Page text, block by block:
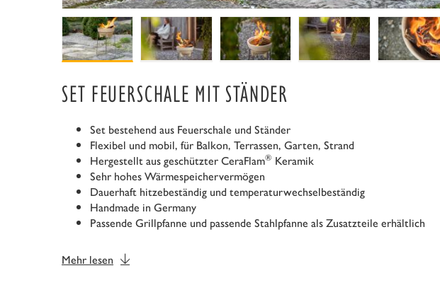
SET FEUERSCHALE MIT STÄNDER
Set bestehend aus Feuerschale und Ständer
Flexibel und mobil, für Balkon, Terrassen, Garten, Strand
Hergestellt aus geschützter CeraFlam® Keramik
Sehr hohes Wärmespeichervermögen
Dauerhaft hitzebeständig und temperaturwechselbeständig
Handmade in Germany
Passende Grillpfanne und passende Stahlpfanne als Zusatzteile erhältlich
Mehr lesen